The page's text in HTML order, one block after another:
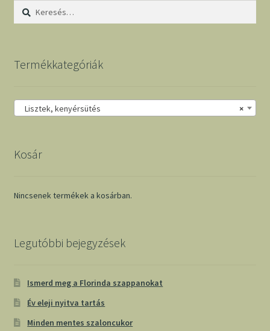
Keresés:
Termékkategóriák
×
Lisztek, kenyérsütés
Kosár
Nincsenek termékek a kosárban.
Legutóbbi bejegyzések
Ismerd meg a Florinda szappanokat
Év eleji nyitva tartás
Minden mentes szaloncukor